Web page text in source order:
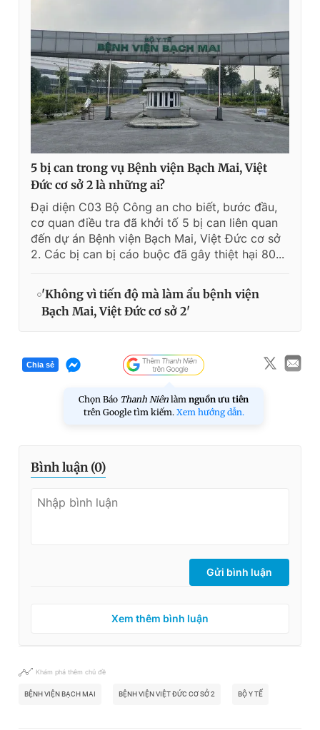
5 bị can trong vụ Bệnh viện Bạch Mai, Việt
Đức cơ sở 2 là những ai?
Đại diện C03 Bộ Công an cho biết, bước đầu,
cơ quan điều tra đã khởi tố 5 bị can liên quan
đến dự án Bệnh viện Bạch Mai, Việt Đức cơ sở
2. Các bị can bị cáo buộc đã gây thiệt hại 80...
'Không vì tiến độ mà làm ẩu bệnh viện
Bạch Mai, Việt Đức cơ sở 2'
Chia sẻ
Chọn Báo Thanh Niên làm nguồn ưu tiên
trên Google tìm kiếm. Xem hướng dẫn.
Bình luận (0)
Gửi bình luận
Xem thêm bình luận
Khám phá thêm chủ đề
BỆNH VIỆN BẠCH MAI BỆNH VIỆN VIỆT ĐỨC CƠ SỞ 2 BỘ Y TẾ